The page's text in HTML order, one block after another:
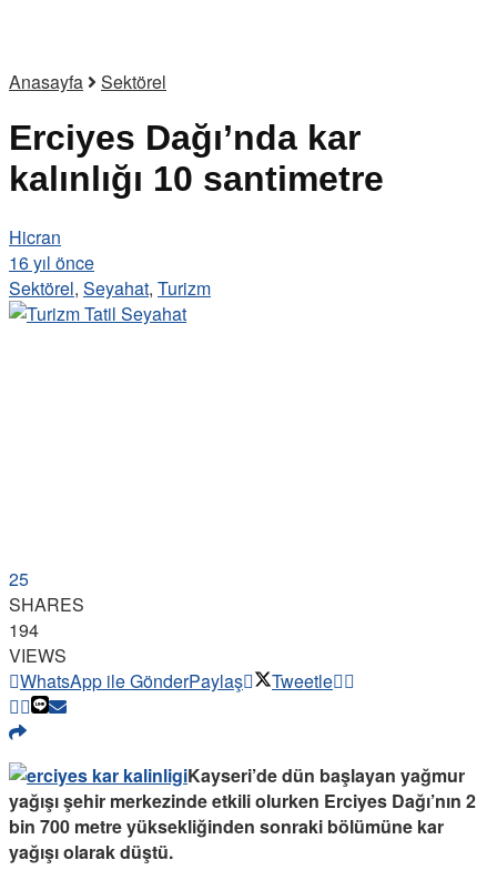
Anasayfa Sektörel
Erciyes Dağı’nda kar
kalınlığı 10 santimetre
Hicran
16 yıl önce
Sektörel, Seyahat, Turizm
25
SHARES
194
VIEWS
WhatsApp ile GönderPaylaş Tweetle
Kayseri’de dün başlayan yağmur
yağışı şehir merkezinde etkili olurken Erciyes Dağı’nın 2
bin 700 metre yüksekliğinden sonraki bölümüne kar
yağışı olarak düştü.